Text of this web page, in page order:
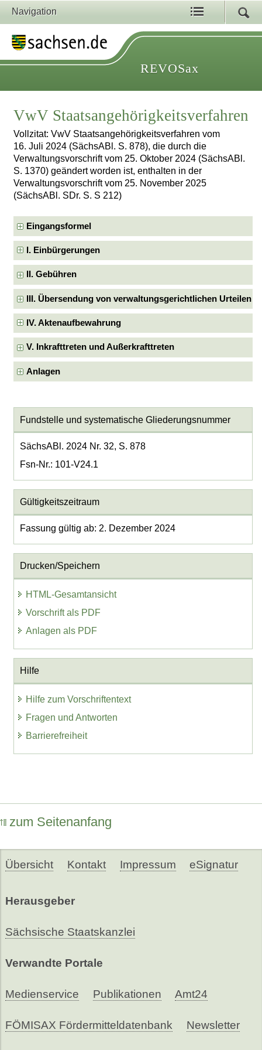
Navigation
REVOSax
VwV Staatsangehörigkeitsverfahren
Vollzitat: VwV Staatsangehörigkeitsverfahren vom
16. Juli 2024 (SächsABl. S. 878), die durch die
Verwaltungsvorschrift vom 25. Oktober 2024 (SächsABl.
S. 1370) geändert worden ist, enthalten in der
Verwaltungsvorschrift vom 25. November 2025
(SächsABl. SDr. S. S 212)
Eingangsformel
I. Einbürgerungen
II. Gebühren
III. Übersendung von verwaltungsgerichtlichen Urteilen
IV. Aktenaufbewahrung
V. Inkrafttreten und Außerkrafttreten
Anlagen
Fundstelle und systematische Gliederungsnummer
SächsABl. 2024 Nr. 32, S. 878
Fsn-Nr.: 101-V24.1
Gültigkeitszeitraum
Fassung gültig ab: 2. Dezember 2024
Drucken/Speichern
HTML-Gesamtansicht
Vorschrift als PDF
Anlagen als PDF
Hilfe
Hilfe zum Vorschriftentext
Fragen und Antworten
Barrierefreiheit
zum Seitenanfang
Übersicht Kontakt Impressum eSignatur
Herausgeber
Sächsische Staatskanzlei
Verwandte Portale
Medienservice Publikationen Amt24
FÖMISAX Fördermitteldatenbank Newsletter